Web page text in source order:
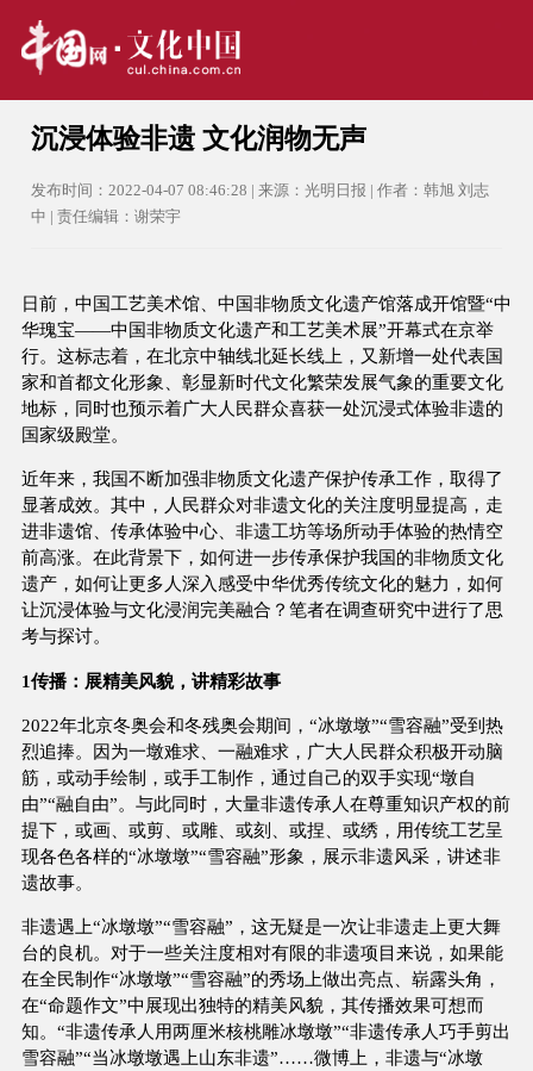
沉浸体验非遗 文化润物无声
发布时间：2022-04-07 08:46:28 | 来源：光明日报 | 作者：韩旭 刘志
中 | 责任编辑：谢荣宇
日前，中国工艺美术馆、中国非物质文化遗产馆落成开馆暨“中
华瑰宝——中国非物质文化遗产和工艺美术展”开幕式在京举
行。这标志着，在北京中轴线北延长线上，又新增一处代表国
家和首都文化形象、彰显新时代文化繁荣发展气象的重要文化
地标，同时也预示着广大人民群众喜获一处沉浸式体验非遗的
国家级殿堂。
近年来，我国不断加强非物质文化遗产保护传承工作，取得了
显著成效。其中，人民群众对非遗文化的关注度明显提高，走
进非遗馆、传承体验中心、非遗工坊等场所动手体验的热情空
前高涨。在此背景下，如何进一步传承保护我国的非物质文化
遗产，如何让更多人深入感受中华优秀传统文化的魅力，如何
让沉浸体验与文化浸润完美融合？笔者在调查研究中进行了思
考与探讨。
1传播：展精美风貌，讲精彩故事
2022年北京冬奥会和冬残奥会期间，“冰墩墩”“雪容融”受到热
烈追捧。因为一墩难求、一融难求，广大人民群众积极开动脑
筋，或动手绘制，或手工制作，通过自己的双手实现“墩自
由”“融自由”。与此同时，大量非遗传承人在尊重知识产权的前
提下，或画、或剪、或雕、或刻、或捏、或绣，用传统工艺呈
现各色各样的“冰墩墩”“雪容融”形象，展示非遗风采，讲述非
遗故事。
非遗遇上“冰墩墩”“雪容融”，这无疑是一次让非遗走上更大舞
台的良机。对于一些关注度相对有限的非遗项目来说，如果能
在全民制作“冰墩墩”“雪容融”的秀场上做出亮点、崭露头角，
在“命题作文”中展现出独特的精美风貌，其传播效果可想而
知。“非遗传承人用两厘米核桃雕冰墩墩”“非遗传承人巧手剪出
雪容融”“当冰墩墩遇上山东非遗”……微博上，非遗与“冰墩